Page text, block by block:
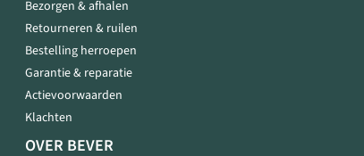
Bezorgen & afhalen
Retourneren & ruilen
Bestelling herroepen
Garantie & reparatie
Actievoorwaarden
Klachten
OVER BEVER